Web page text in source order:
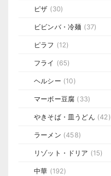
ピザ (30)
ビビンバ・冷麺 (37)
ピラフ (12)
フライ (65)
ヘルシー (10)
マーボー豆腐 (33)
やきそば・皿うどん (42)
ラーメン (458)
リゾット・ドリア (15)
中華 (192)